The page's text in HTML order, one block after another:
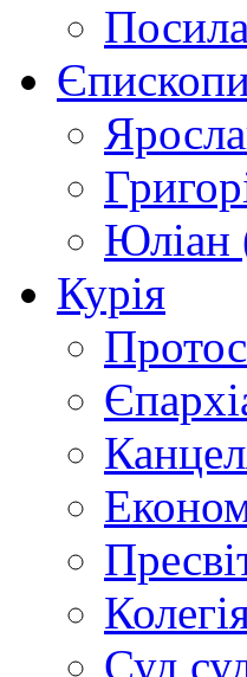
Юліан
Курія
Суд